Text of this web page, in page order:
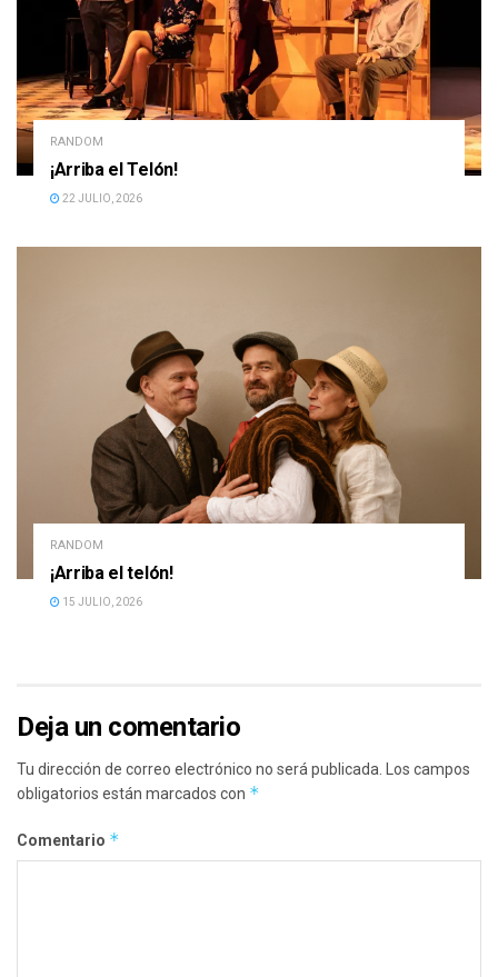
RANDOM
¡Arriba el Telón!
22 JULIO, 2026
RANDOM
¡Arriba el telón!
15 JULIO, 2026
Deja un comentario
Tu dirección de correo electrónico no será publicada. Los campos
obligatorios están marcados con *
Comentario *